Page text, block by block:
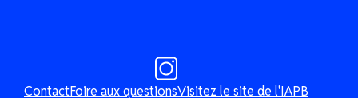
ContactFoire aux questionsVisitez le site de l'IAPB